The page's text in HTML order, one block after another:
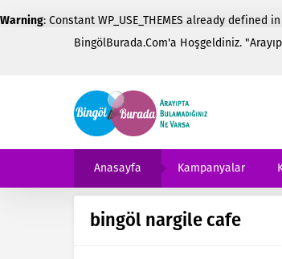
Warning: Constant WP_USE_THEMES already defined in
BingölBurada.Com'a Hoşgeldiniz.
Anasayfa Kampanyalar
bingöl nargile cafe